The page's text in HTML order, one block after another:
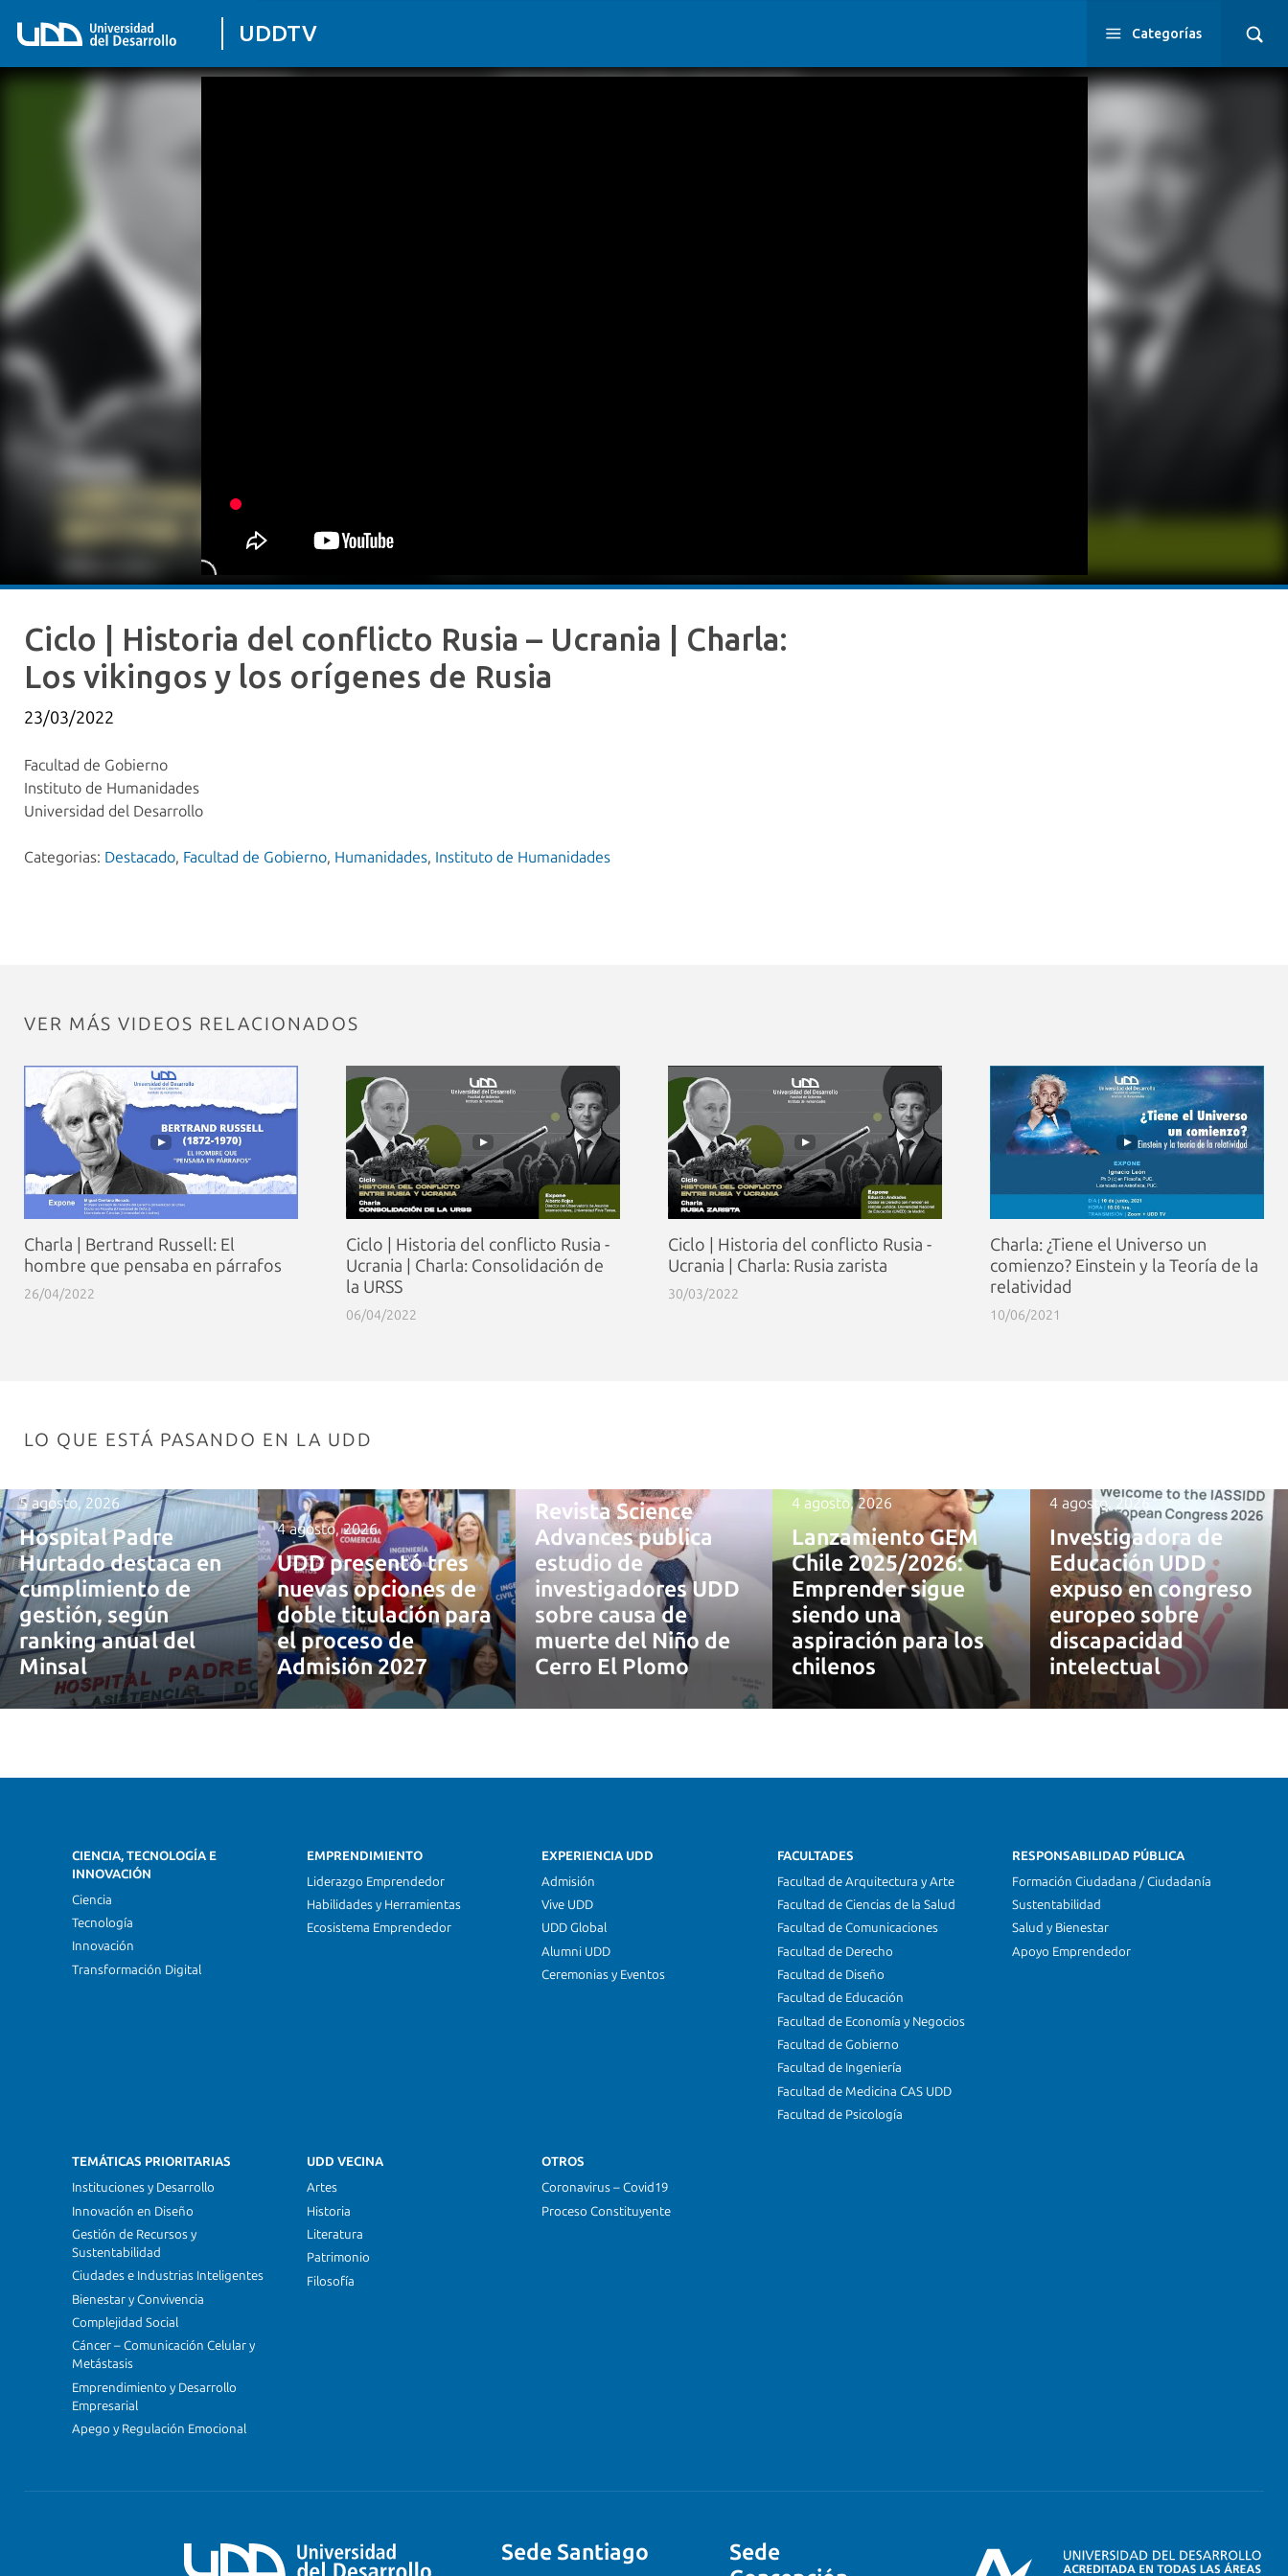
UDDTV Categorías
Ciclo | Historia del conflicto Rusia – Ucrania | Charla:
Los vikingos y los orígenes de Rusia
23/03/2022
Facultad de Gobierno
Instituto de Humanidades
Universidad del Desarrollo
Categorias: Destacado, Facultad de Gobierno, Humanidades, Instituto de Humanidades
VER MÁS VIDEOS RELACIONADOS
Charla | Bertrand Russell: El
hombre que pensaba en párrafos
26/04/2022
Ciclo | Historia del conflicto Rusia -
Ucrania | Charla: Consolidación de
la URSS
06/04/2022
Ciclo | Historia del conflicto Rusia -
Ucrania | Charla: Rusia zarista
30/03/2022
Charla: ¿Tiene el Universo un
comienzo? Einstein y la Teoría de la
relatividad
10/06/2021
LO QUE ESTÁ PASANDO EN LA UDD
5 agosto, 2026
Hospital Padre
Hurtado destaca en
cumplimiento de
gestión, según
ranking anual del
Minsal
4 agosto, 2026
UDD presentó tres
nuevas opciones de
doble titulación para
el proceso de
Admisión 2027
Revista Science
Advances publica
estudio de
investigadores UDD
sobre causa de
muerte del Niño de
Cerro El Plomo
4 agosto, 2026
Lanzamiento GEM
Chile 2025/2026:
Emprender sigue
siendo una
aspiración para los
chilenos
4 agosto, 2026
Investigadora de
Educación UDD
expuso en congreso
europeo sobre
discapacidad
intelectual
CIENCIA, TECNOLOGÍA E
INNOVACIÓN
Ciencia
Tecnología
Innovación
Transformación Digital
EMPRENDIMIENTO
Liderazgo Emprendedor
Habilidades y Herramientas
Ecosistema Emprendedor
EXPERIENCIA UDD
Admisión
Vive UDD
UDD Global
Alumni UDD
Ceremonias y Eventos
FACULTADES
Facultad de Arquitectura y Arte
Facultad de Ciencias de la Salud
Facultad de Comunicaciones
Facultad de Derecho
Facultad de Diseño
Facultad de Educación
Facultad de Economía y Negocios
Facultad de Gobierno
Facultad de Ingeniería
Facultad de Medicina CAS UDD
Facultad de Psicología
RESPONSABILIDAD PÚBLICA
Formación Ciudadana / Ciudadanía
Sustentabilidad
Salud y Bienestar
Apoyo Emprendedor
TEMÁTICAS PRIORITARIAS
Instituciones y Desarrollo
Innovación en Diseño
Gestión de Recursos y
Sustentabilidad
Ciudades e Industrias Inteligentes
Bienestar y Convivencia
Complejidad Social
Cáncer – Comunicación Celular y
Metástasis
Emprendimiento y Desarrollo
Empresarial
Apego y Regulación Emocional
UDD VECINA
Artes
Historia
Literatura
Patrimonio
Filosofía
OTROS
Coronavirus – Covid19
Proceso Constituyente
Sede Santiago
Sede